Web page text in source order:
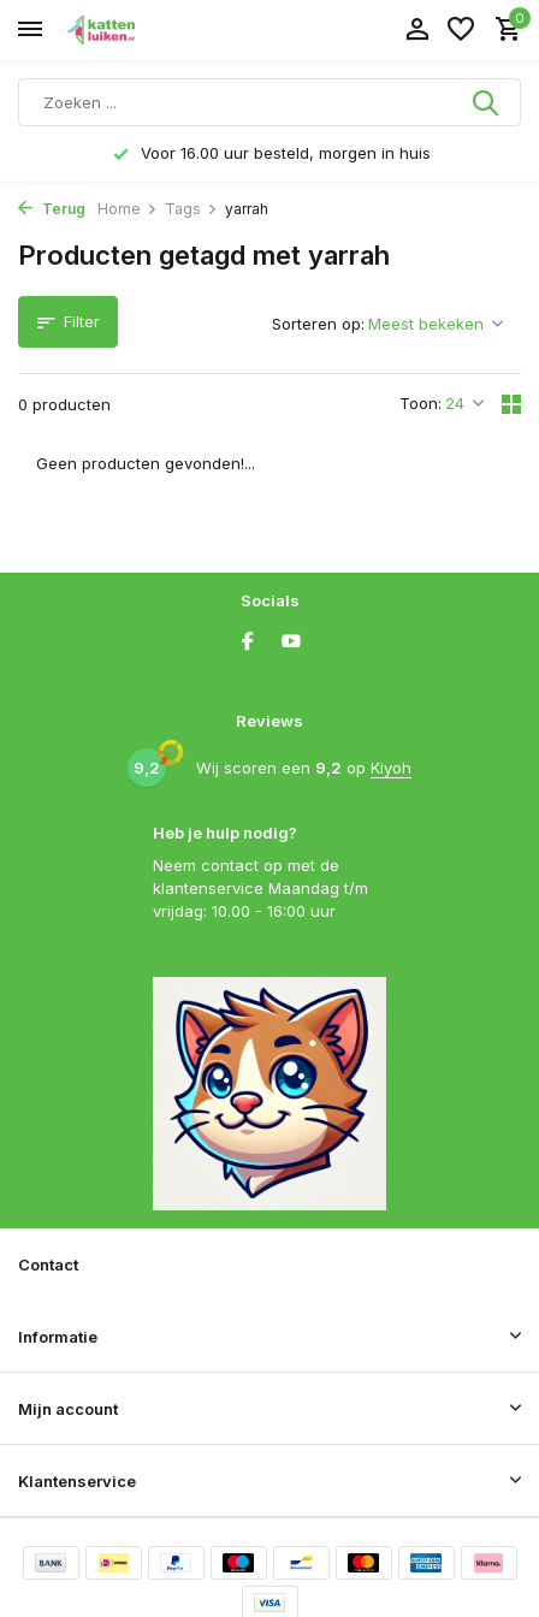
0
Voor 16.00 uur besteld, morgen in huis
Terug Home Tags yarrah
Producten getagd met yarrah
Filter
0 producten Toon:
Sorteren op:
Geen producten gevonden!...
Heb je hulp nodig?
Neem contact op met de
klantenservice Maandag t/m
vrijdag: 10.00 - 16:00 uur
Reviews
9,2 Wij scoren een 9,2 op Kiyoh
Socials
Klantenservice
Mijn account
Informatie
Contact